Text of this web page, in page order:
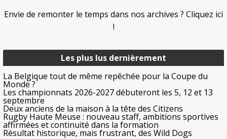
Les plus lus dernièrement
La Belgique tout de même repêchée pour la Coupe du
Monde ?
Les championnats 2026-2027 débuteront les 5, 12 et 13
septembre
Deux anciens de la maison à la tête des Citizens
Rugby Haute Meuse : nouveau staff, ambitions sportives
affirmées et continuité dans la formation
Résultat historique, mais frustrant, des Wild Dogs
Envie de remonter le temps dans nos archives ? Cliquez ici
!